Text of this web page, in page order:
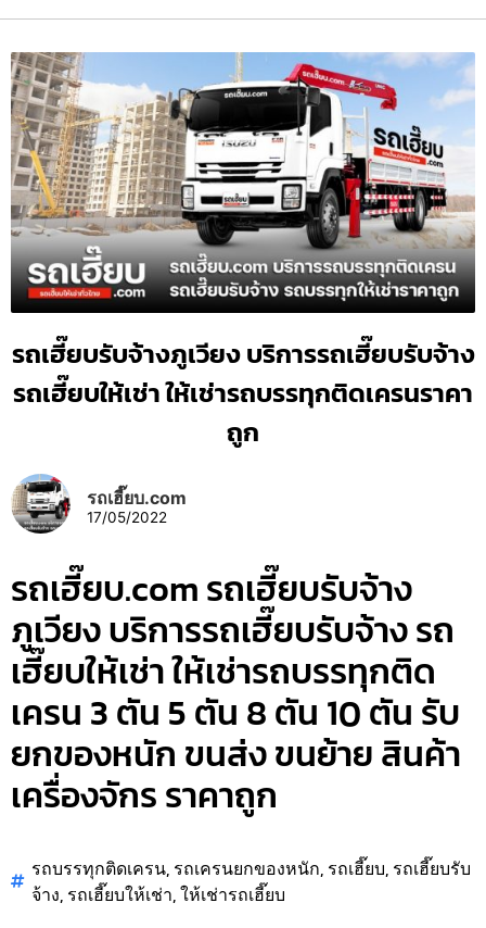
รถเฮี๊ยบรับจ้างภูเวียง บริการรถเฮี๊ยบรับจ้าง
รถเฮี๊ยบให้เช่า ให้เช่ารถบรรทุกติดเครนราคา
ถูก
รถเฮี๊ยบ.com
17/05/2022
รถเฮี๊ยบ.com รถเฮี๊ยบรับจ้าง
ภูเวียง บริการรถเฮี๊ยบรับจ้าง รถ
เฮี๊ยบให้เช่า ให้เช่ารถบรรทุกติด
เครน 3 ตัน 5 ตัน 8 ตัน 10 ตัน รับ
ยกของหนัก ขนส่ง ขนย้าย สินค้า
เครื่องจักร ราคาถูก
รถบรรทุกติดเครน, รถเครนยกของหนัก, รถเฮี๊ยบ, รถเฮี๊ยบรับ
จ้าง, รถเฮี๊ยบให้เช่า,ให้เช่ารถเฮี๊ยบ